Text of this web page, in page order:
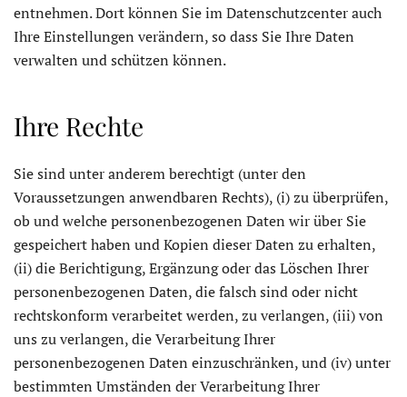
entnehmen. Dort können Sie im Datenschutzcenter auch
Ihre Einstellungen verändern, so dass Sie Ihre Daten
verwalten und schützen können.
Ihre Rechte
Sie sind unter anderem berechtigt (unter den
Voraussetzungen anwendbaren Rechts), (i) zu überprüfen,
ob und welche personenbezogenen Daten wir über Sie
gespeichert haben und Kopien dieser Daten zu erhalten,
(ii) die Berichtigung, Ergänzung oder das Löschen Ihrer
personenbezogenen Daten, die falsch sind oder nicht
rechtskonform verarbeitet werden, zu verlangen, (iii) von
uns zu verlangen, die Verarbeitung Ihrer
personenbezogenen Daten einzuschränken, und (iv) unter
bestimmten Umständen der Verarbeitung Ihrer